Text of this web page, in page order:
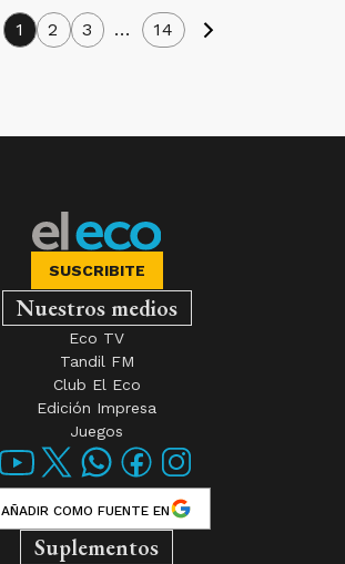
1 2 3 ... 14
SUSCRIBITE
Nuestros medios
Eco TV
Tandil FM
Club El Eco
Edición Impresa
Juegos
AÑADIR COMO FUENTE EN
Suplementos